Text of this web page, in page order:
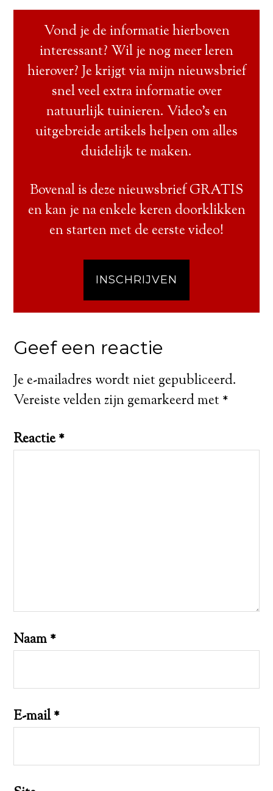
Vond je de informatie hierboven
interessant? Wil je nog meer leren
hierover? Je krijgt via mijn nieuwsbrief
snel veel extra informatie over
natuurlijk tuinieren. Video’s en
uitgebreide artikels helpen om alles
duidelijk te maken.
Bovenal is deze nieuwsbrief GRATIS
en kan je na enkele keren doorklikken
en starten met de eerste video!
INSCHRIJVEN
Geef een reactie
Je e-mailadres wordt niet gepubliceerd.
Vereiste velden zijn gemarkeerd met*
Reactie*
Naam*
E-mail*